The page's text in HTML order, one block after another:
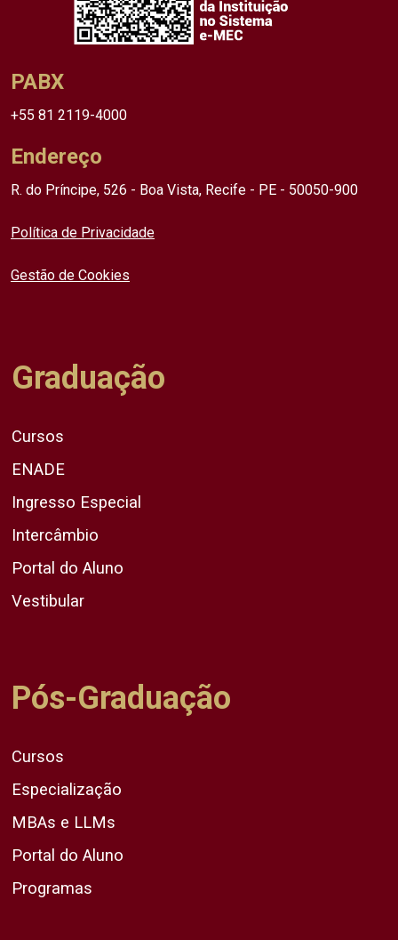
PABX
+55 81 2119-4000
Endereço
R. do Príncipe, 526 - Boa Vista, Recife - PE - 50050-900
Política de Privacidade
Gestão de Cookies
Graduação
Cursos
ENADE
Ingresso Especial
Intercâmbio
Portal do Aluno
Vestibular
Pós-Graduação
Cursos
Especialização
MBAs e LLMs
Portal do Aluno
Programas